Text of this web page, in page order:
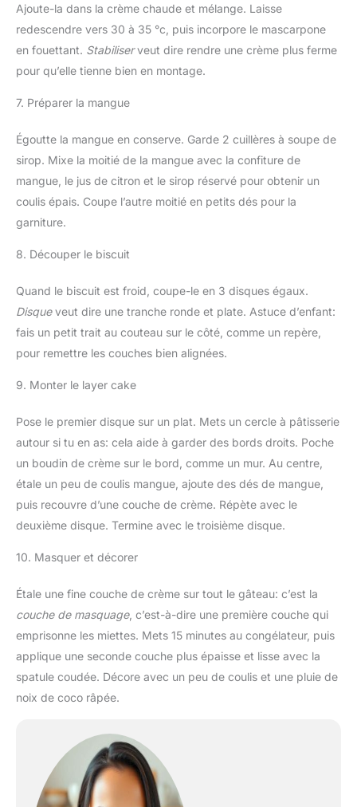
Ajoute-la dans la crème chaude et mélange. Laisse
redescendre vers 30 à 35 °c, puis incorpore le mascarpone
en fouettant. Stabiliserveut dire rendre une crème plus ferme
pour qu’elle tienne bien en montage.
7. Préparer la mangue
Égoutte la mangue en conserve. Garde 2 cuillères à soupe de
sirop. Mixe la moitié de la mangue avec la confiture de
mangue, le jus de citron et le sirop réservé pour obtenir un
coulis épais. Coupe l’autre moitié en petits dés pour la
garniture.
8. Découper le biscuit
Quand le biscuit est froid, coupe-le en 3 disques égaux.
Disqueveut dire une tranche ronde et plate. Astuce d’enfant:
fais un petit trait au couteau sur le côté, comme un repère,
pour remettre les couches bien alignées.
9. Monter le layer cake
Pose le premier disque sur un plat. Mets un cercle à pâtisserie
autour si tu en as: cela aide à garder des bords droits. Poche
un boudin de crème sur le bord, comme un mur. Au centre,
étale un peu de coulis mangue, ajoute des dés de mangue,
puis recouvre d’une couche de crème. Répète avec le
deuxième disque. Termine avec le troisième disque.
10. Masquer et décorer
Étale une fine couche de crème sur tout le gâteau: c’est la
couche de masquage, c’est-à-dire une première couche qui
emprisonne les miettes. Mets 15 minutes au congélateur, puis
applique une seconde couche plus épaisse et lisse avec la
spatule coudée. Décore avec un peu de coulis et une pluie de
noix de coco râpée.